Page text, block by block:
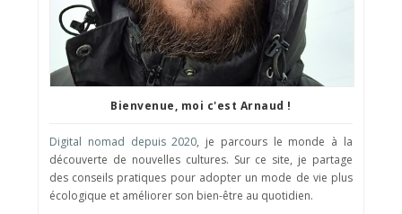
Bienvenue, moi c'est Arnaud !
Digital nomad depuis 2020, je parcours le monde à la
découverte de nouvelles cultures. Sur ce site, je partage
des conseils pratiques pour adopter un mode de vie plus
écologique et améliorer son bien-être au quotidien.